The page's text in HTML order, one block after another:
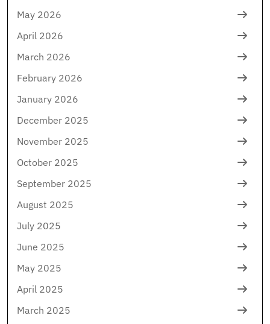
May 2026
April 2026
March 2026
February 2026
January 2026
December 2025
November 2025
October 2025
September 2025
August 2025
July 2025
June 2025
May 2025
April 2025
March 2025